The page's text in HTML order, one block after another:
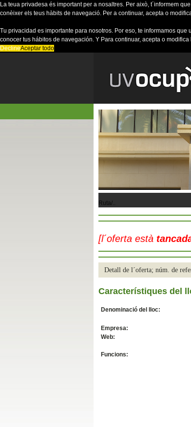
La teua privadesa és important per a nosaltres. Per això, t´informem
conèixer els teus hàbits de navegació. Per a continuar, acepta o
Tu privacidad es importante para nosotros. Por eso, te informamos
conocer tus hábitos de navegación. Y Para continuar, acepta o
DeclineAceptar todo
Slide01
Ruta/..
[l´oferta està
Detall de l´oferta; núm. de
Característiques del
Denominació del lloc:
Empresa:
Web:
Funcions: